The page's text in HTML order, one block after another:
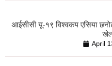
आईसीसी यू-१९ विश्वकप एसिया
April